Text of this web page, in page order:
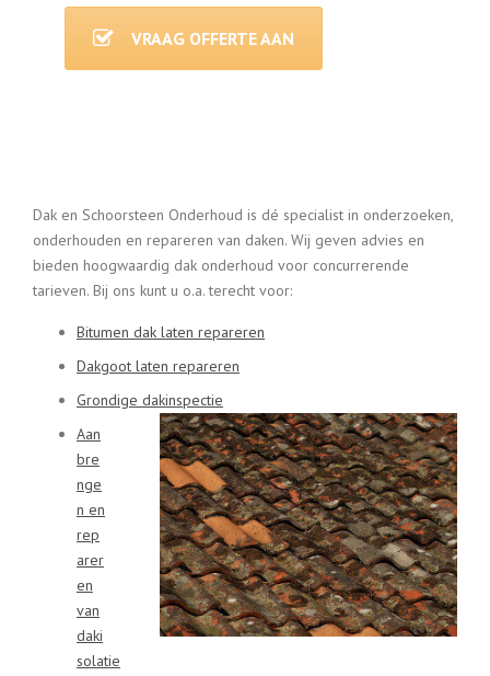
VRAAG OFFERTE AAN
Dak en Schoorsteen Onderhoud is dé specialist in onderzoeken,
onderhouden en repareren van daken. Wij geven advies en
bieden hoogwaardig dak onderhoud voor concurrerende
tarieven. Bij ons kunt u o.a. terecht voor:
Bitumen dak laten repareren
Dakgoot laten repareren
Grondige dakinspectie
Aan
bre
nge
n en
rep
arer
en
van
daki
solatie